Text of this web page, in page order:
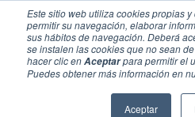
Este sitio web utiliza cookies propias
permitir su navegación, elaborar
sus hábitos de navegación. Deberá
se instalen las cookies que no sean
hacer clic enAceptarpara permitir el
Puedes obtener más información en
Aceptar